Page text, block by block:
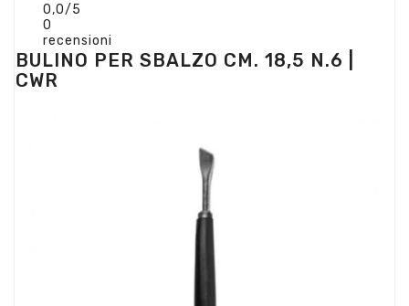
0,0/5
0
recensioni
BULINO PER SBALZO CM. 18,5 N.6 |
CWR